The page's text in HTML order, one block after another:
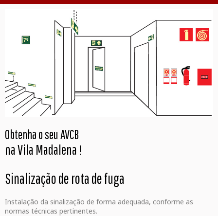
Obtenha o seu AVCB
na Vila Madalena !
Sinalização de rota de fuga
Instalação da sinalização de forma adequada, conforme as
normas técnicas pertinentes.